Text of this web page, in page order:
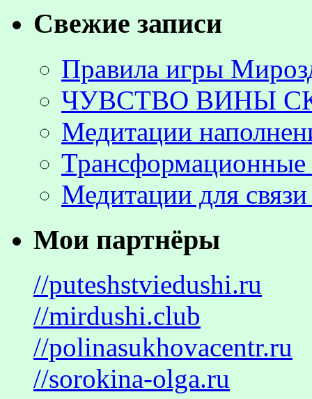
Свежие записи
Правила игры
ЧУВСТВО ВИНЫ
Медитации
Трансформационные
Медитации для
Мои партнёры
//puteshstviedushi.ru
//mirdushi.club
//polinasukhovacentr.ru
//sorokina-olga.ru